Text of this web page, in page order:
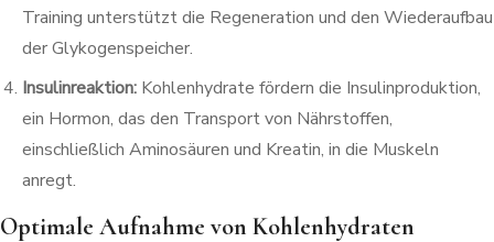
Training unterstützt die Regeneration und den Wiederaufbau
der Glykogenspeicher.
Insulinreaktion: Kohlenhydrate fördern die Insulinproduktion,
ein Hormon, das den Transport von Nährstoffen,
einschließlich Aminosäuren und Kreatin, in die Muskeln
anregt.
Optimale Aufnahme von Kohlenhydraten